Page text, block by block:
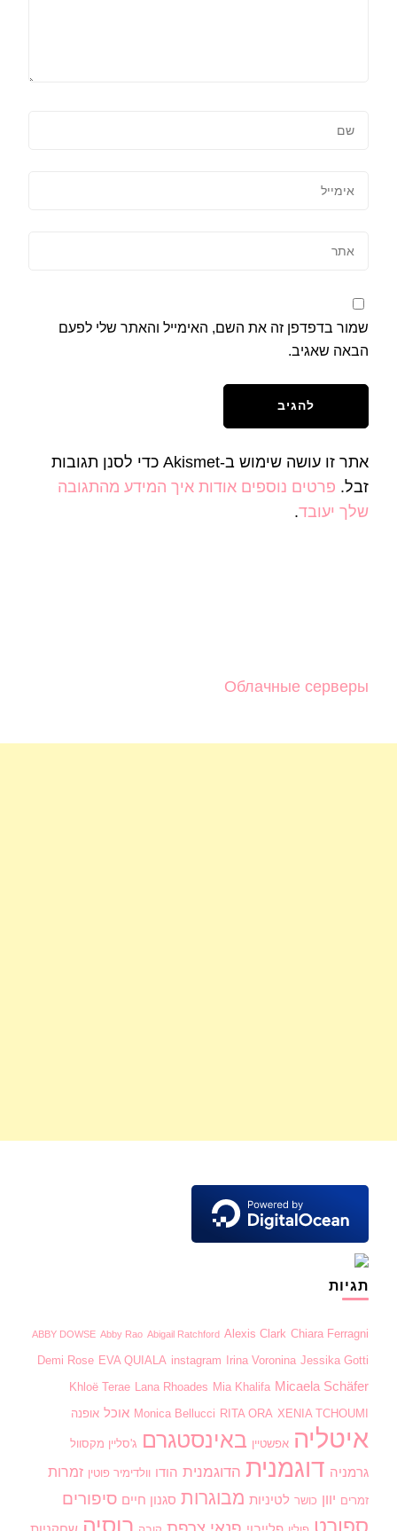
שמור בדפדפן זה את השם, האימייל והאתר שלי לפעם
הבאה שאגיב.
אתר זו עושה שימוש ב-Akismet כדי לסנן תגובות
זבל. פרטים נוספים אודות איך המידע מהתגובה
שלך יעובד.
Облачные серверы
תגיות
ABBY DOWSE Abby Rao Abigail Ratchford Alexis Clark Chiara Ferragni
Demi Rose EVA QUIALA instagram Irina Voronina Jessika Gotti
Khloë Terae Lana Rhoades Mia Khalifa Micaela Schäfer
Monica Bellucci RITA ORA XENIA TCHOUMI אוכל אופנה
איטליה אפשטיין באינסטגרם ג'סליין מקסוול
גרמניה דוגמנית הדוגמנית הודו וולדימיר פוטין זמרות
זמרים יוון כושר לטיניות מבוגרות סגנון חיים סיפורים
רוסיה